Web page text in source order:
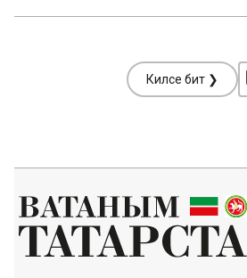
Киләсе бит ❯